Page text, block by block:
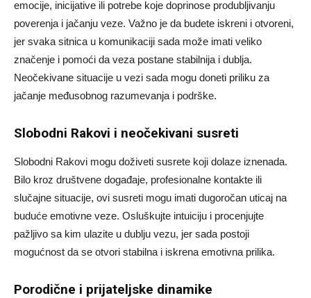
emocije, inicijative ili potrebe koje doprinose produbljivanju
poverenja i jačanju veze. Važno je da budete iskreni i otvoreni,
jer svaka sitnica u komunikaciji sada može imati veliko
značenje i pomoći da veza postane stabilnija i dublja.
Neočekivane situacije u vezi sada mogu doneti priliku za
jačanje međusobnog razumevanja i podrške.
Slobodni Rakovi i neočekivani susreti
Slobodni Rakovi mogu doživeti susrete koji dolaze iznenada.
Bilo kroz društvene događaje, profesionalne kontakte ili
slučajne situacije, ovi susreti mogu imati dugoročan uticaj na
buduće emotivne veze. Osluškujte intuiciju i procenjujte
pažljivo sa kim ulazite u dublju vezu, jer sada postoji
mogućnost da se otvori stabilna i iskrena emotivna prilika.
Porodične i prijateljske dinamike